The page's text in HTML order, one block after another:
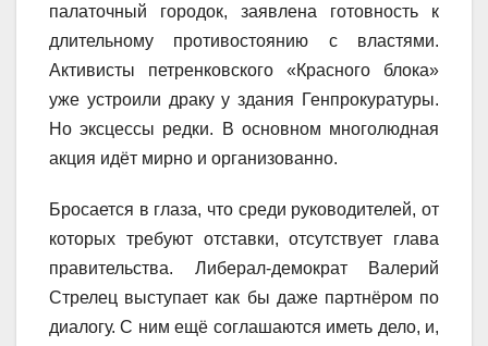
палаточный городок, заявлена готовность к
длительному противостоянию с властями.
Активисты петренковского «Красного блока»
уже устроили драку у здания Генпрокуратуры.
Но эксцессы редки. В основном многолюдная
акция идёт мирно и организованно.
Бросается в глаза, что среди руководителей, от
которых требуют отставки, отсутствует глава
правительства. Либерал-демократ Валерий
Стрелец выступает как бы даже партнёром по
диалогу. С ним ещё соглашаются иметь дело, и,